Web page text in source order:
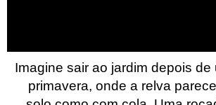
Imagine sair ao jardim depois de
primavera, onde a relva